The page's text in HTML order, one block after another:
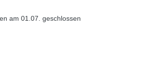
am 01.07. geschlossen